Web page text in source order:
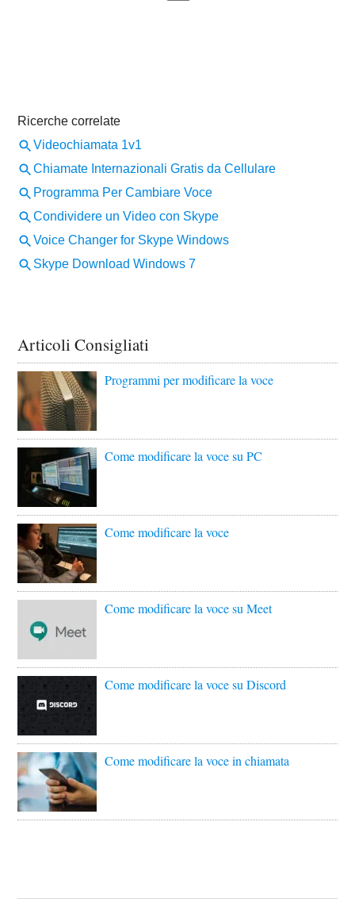
Articoli Consigliati
Programmi per modificare la voce
Come modificare la voce su PC
Come modificare la voce
Come modificare la voce su Meet
Come modificare la voce su Discord
Come modificare la voce in chiamata